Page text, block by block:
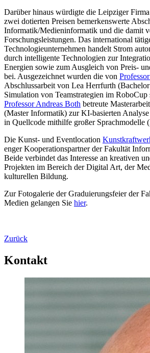
Darüber hinaus würdigte die Leipziger
zwei dotierten Preisen bemerkenswerte
Informatik/Medieninformatik und die damit
Forschungsleistungen. Das international
Technologieunternehmen handelt Strom
durch intelligente Technologien zur
Energien sowie zum Ausgleich von Preis-
bei. Ausgezeichnet wurden die von
Abschlussarbeit von Lea Herrfurth
Simulation von Teamstrategien im
Professor Andreas Both betreute
(Master Informatik) zur KI-basierten
in Quellcode mithilfe großer Sprachmodelle
Die Kunst- und Eventlocation
enger Kooperationspartner der Fakultät
Beide verbindet das Interesse an kreativen
Projekten im Bereich der Digital Art, der
kulturellen Bildung.
Zur Fotogalerie der Graduierungsfeier der
Medien gelangen Sie hier.
Zurück
Kontakt